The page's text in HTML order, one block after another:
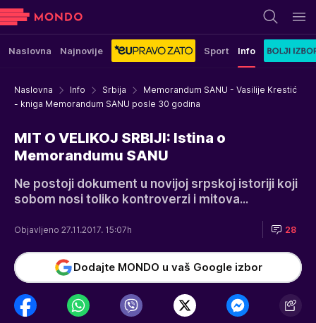
Naslovna Najnovije Sport Info
Naslovna Info Srbija
Memorandum SANU - Vasilije Krestić
- kniga Memorandum SANU posle 30 godina
MIT O VELIKOJ SRBIJI: Istina o
Memorandumu SANU
Ne postoji dokument u novijoj srpskoj istoriji koji
sobom nosi toliko kontroverzi i mitova...
Objavljeno 27.11.2017. 15:07h 28
Dodajte MONDO u vaš Google izbor